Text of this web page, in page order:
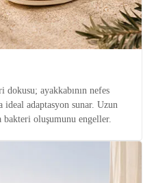
dokusu; ayakkabının nefes
ideal adaptasyon sunar. Uzun
oluşumunu engeller.